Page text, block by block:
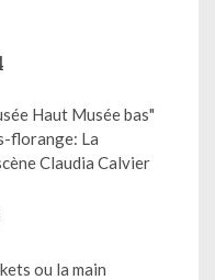
Haut Musée bas"
florange: La
Claudia Calvier
ou la main